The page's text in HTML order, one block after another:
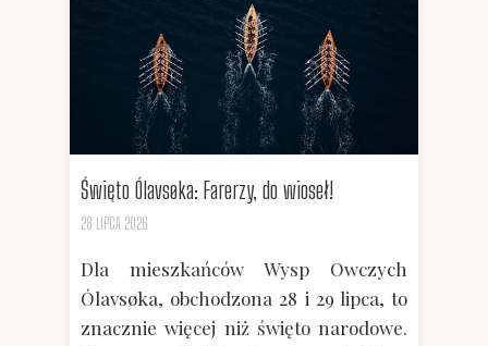
Święto Ólavsøka: Farerzy, do wioseł!
28 LIPCA 2026
Dla mieszkańców Wysp Owczych
Ólavsøka, obchodzona 28 i 29 lipca, to
znacznie więcej niż święto narodowe.